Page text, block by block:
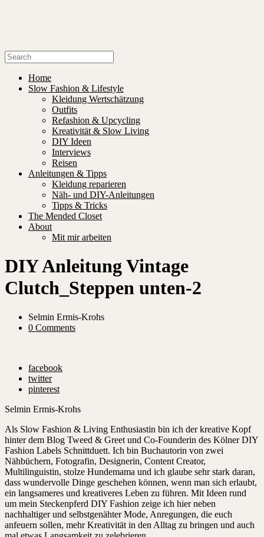
Home
Slow Fashion & Lifestyle
Kleidung Wertschätzung
Outfits
Refashion & Upcycling
Kreativität & Slow Living
DIY Ideen
Interviews
Reisen
Anleitungen & Tipps
Kleidung reparieren
Näh- und DIY-Anleitungen
Tipps & Tricks
The Mended Closet
About
Mit mir arbeiten
DIY Anleitung Vintage
Clutch_Steppen unten-2
Selmin Ermis-Krohs
0 Comments
facebook
twitter
pinterest
Selmin Ermis-Krohs
Als Slow Fashion & Living Enthusiastin bin ich der kreative Kopf
hinter dem Blog Tweed & Greet und Co-Founderin des Kölner DIY
Fashion Labels Schnittduett. Ich bin Buchautorin von zwei
Nähbüchern, Fotografin, Designerin, Content Creator,
Multilinguistin, stolze Hundemama und ich glaube sehr stark daran,
dass wundervolle Dinge geschehen können, wenn man sich erlaubt,
ein langsameres und kreativeres Leben zu führen. Mit Ideen rund
um mein Steckenpferd DIY Fashion zeige ich hier neben
nachhaltiger und selbstgenähter Mode, Anregungen, die euch
anfeuern sollen, mehr Kreativität in den Alltag zu bringen und auch